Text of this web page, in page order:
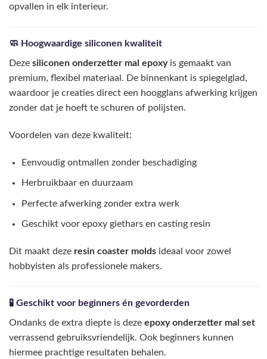
opvallen in elk interieur.
🧼 Hoogwaardige siliconen kwaliteit
Deze siliconen onderzetter mal epoxyis gemaakt van
premium, flexibel materiaal. De binnenkant is spiegelglad,
waardoor je creaties direct een hoogglans afwerking krijgen
zonder dat je hoeft te schuren of polijsten.
Voordelen van deze kwaliteit:
Eenvoudig ontmallen zonder beschadiging
Herbruikbaar en duurzaam
Perfecte afwerking zonder extra werk
Geschikt voor epoxy giethars en casting resin
Dit maakt deze resin coaster molds ideaal voor zowel
hobbyisten als professionele makers.
🧪 Geschikt voor beginners én gevorderden
Ondanks de extra diepte is deze epoxy onderzetter mal set
verrassend gebruiksvriendelijk. Ook beginners kunnen
hiermee prachtige resultaten behalen.